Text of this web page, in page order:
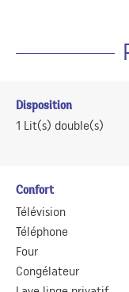
Disposition
1 Lit(s) double(s)
Confort
Télévision
Téléphone
Four
Congélateur